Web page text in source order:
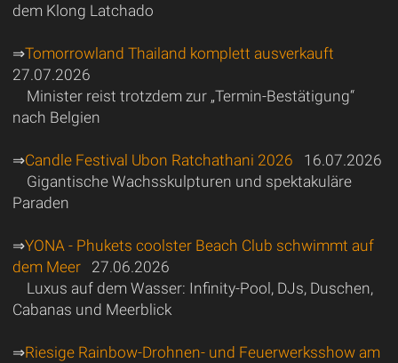
dem Klong Latchado
⇒Tomorrowland Thailand komplett ausverkauft
27.07.2026
Minister reist trotzdem zur „Termin-Bestätigung“
nach Belgien
⇒Candle Festival Ubon Ratchathani 2026 16.07.2026
Gigantische Wachsskulpturen und spektakuläre
Paraden
⇒YONA - Phukets coolster Beach Club schwimmt auf
dem Meer27.06.2026
Luxus auf dem Wasser: Infinity-Pool, DJs, Duschen,
Cabanas und Meerblick
⇒Riesige Rainbow-Drohnen- und Feuerwerksshow am